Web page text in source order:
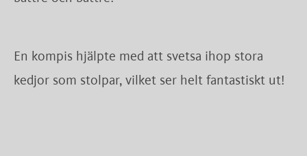
En kompis hjälpte med att svetsa ihop stora
kedjor som stolpar, vilket ser helt fantastiskt ut!